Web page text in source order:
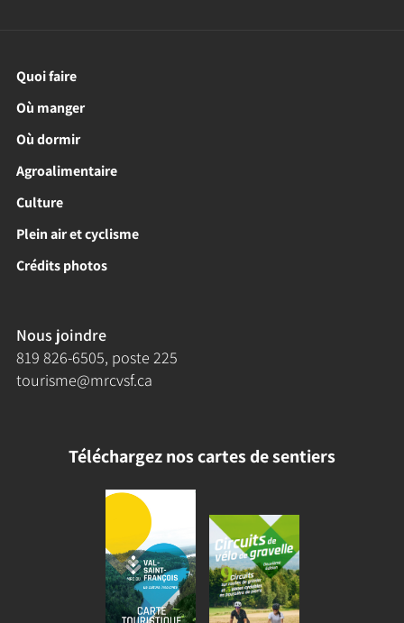
Quoi faire
Où manger
Où dormir
Agroalimentaire
Culture
Plein air et cyclisme
Crédits photos
Nous joindre
819 826-6505, poste 225
tourisme@mrcvsf.ca
Téléchargez nos cartes de sentiers